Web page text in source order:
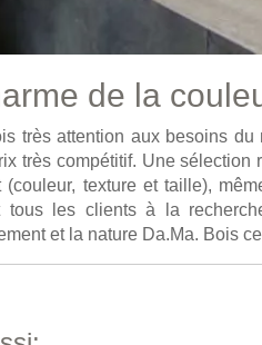
de la
très attention aux besoins
très compétitif. Une sélection
(couleur, texture et taille),
tous les clients à la
et la nature Da.Ma. Bois